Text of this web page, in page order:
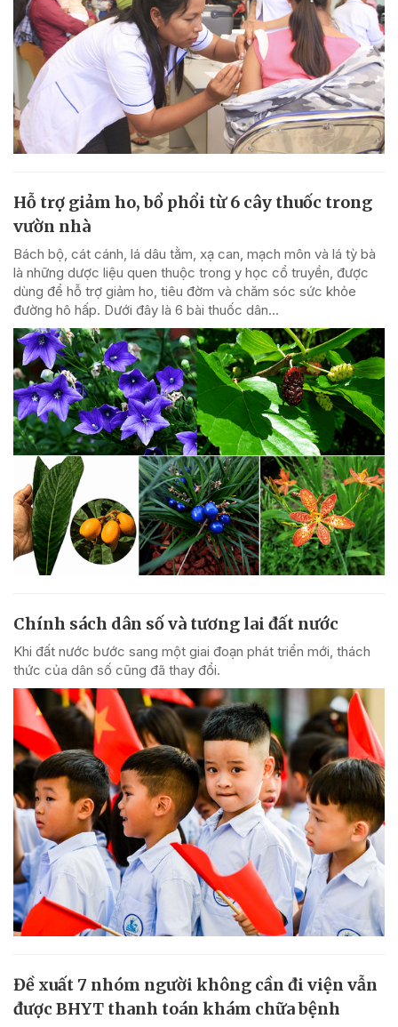
Hỗ trợ giảm ho, bổ phổi từ 6 cây thuốc trong
vườn nhà
Bách bộ, cát cánh, lá dâu tằm, xạ can, mạch môn và lá tỳ bà
là những dược liệu quen thuộc trong y học cổ truyền, được
dùng để hỗ trợ giảm ho, tiêu đờm và chăm sóc sức khỏe
đường hô hấp. Dưới đây là 6 bài thuốc dân...
Chính sách dân số và tương lai đất nước
Khi đất nước bước sang một giai đoạn phát triển mới, thách
thức của dân số cũng đã thay đổi.
Đề xuất 7 nhóm người không cần đi viện vẫn
được BHYT thanh toán khám chữa bệnh